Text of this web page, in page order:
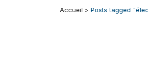
Accueil > Posts tagged